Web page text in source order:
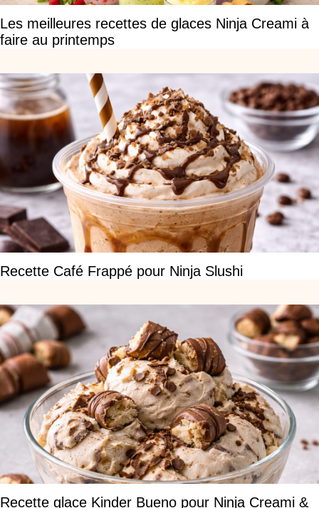
Les meilleures recettes de glaces Ninja Creami à
faire au printemps
Recette Café Frappé pour Ninja Slushi
Recette glace Kinder Bueno pour Ninja Creami &